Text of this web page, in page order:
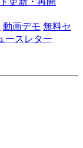
動画デモ 無料セ
ースレター